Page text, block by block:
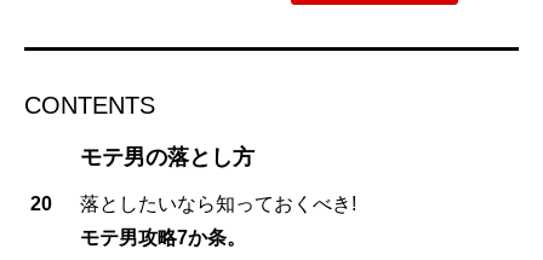
CONTENTS
モテ男の落とし方
20
落としたいなら知っておくべき!
モテ男攻略7か条。